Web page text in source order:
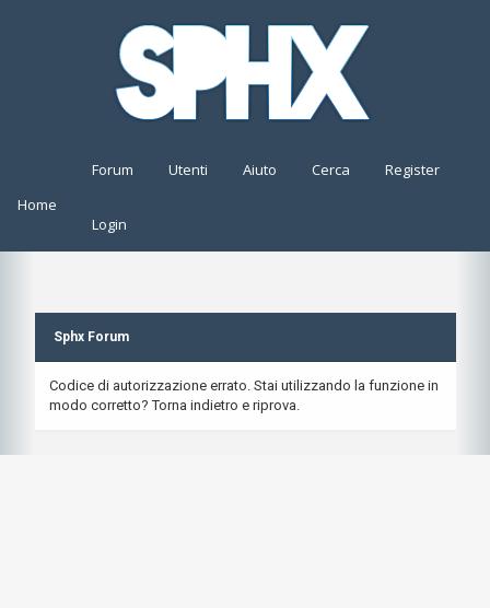
Home
Forum Utenti Aiuto Cerca Register
Login
Sphx Forum
Codice di autorizzazione errato. Stai utilizzando la funzione in
modo corretto? Torna indietro e riprova.